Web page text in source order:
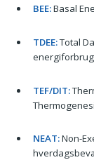
BEE:Basal
TDEE:Total
TEF/DIT:
NEAT:Non-